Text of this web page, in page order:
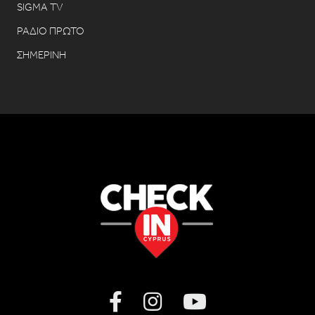
SIGMA TV
ΡΑΔΙΟ ΠΡΩΤΟ
ΣΗΜΕΡΙΝΗ